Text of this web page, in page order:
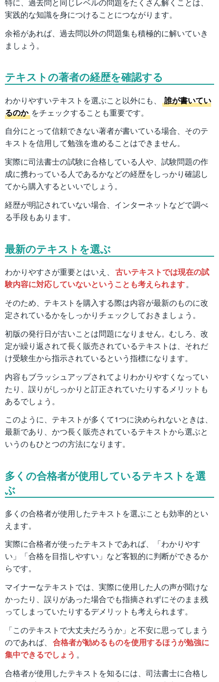
実践的な知識を身につけることにつながります。
余裕があれば、過去問以外の問題集も積極的に解いていき
ましょう。
テキストの著者の経歴を確認する
わかりやすいテキストを選ぶこと以外にも、
誰が書いてい
るのか をチェックすることも重要です。
自分にとって信頼できない著者が書いている場合、そのテ
キストを信用して勉強を進めることはできません。
実際に司法書士の試験に合格している人や、試験問題の作
成に携わっている人であるかなどの経歴をしっかり確認し
てから購入するといいでしょう。
経歴が明記されていない場合、インターネットなどで調べ
る手段もあります。
最新のテキストを選ぶ
わかりやすさが重要とはいえ、 古いテキストでは現在の試
験内容に対応していないということも考えられます。
そのため、テキストを購入する際は内容が最新のものに改
定されているかをしっかりチェックしておきましょう。
初版の発行日が古いことは問題になりません。むしろ、改
定が繰り返されて長く販売されているテキストは、それだ
け受験生から指示されているという指標になります。
内容もブラッシュアップされてよりわかりやすくなってい
たり、誤りがしっかりと訂正されていたりするメリットも
あるでしょう。
このように、テキストが多くて1つに決められないときは、
最新であり、かつ長く販売されているテキストから選ぶと
いうのもひとつの方法になります。
多くの合格者が使用しているテキストを選
ぶ
多くの合格者が使用したテキストを選ぶことも効率的とい
えます。
実際に合格者が使ったテキストであれば、「わかりやす
い」「合格を目指しやすい」など客観的に判断ができるか
らです。
マイナーなテキストでは、実際に使用した人の声が聞けな
かったり、誤りがあった場合でも指摘されずにそのまま残
ってしまっていたりするデメリットも考えられます。
「このテキストで大丈夫だろうか」と不安に思ってしまう
のであれば、 合格者が勧めるものを使用するほうが勉強に
集中できるでしょう 。
合格者が使用したテキストを知るには、司法書士に合格し